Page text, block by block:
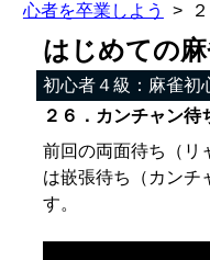
心者を卒業しよう
はじめての
初心者４級：麻雀初
２６．カンチャン待
前回の両面待ち（リ
は嵌張待ち（カンチ
す。